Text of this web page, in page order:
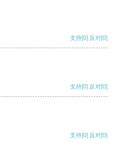
支持[0] 反对[0]
支持[0] 反对[0]
支持[0] 反对[0]